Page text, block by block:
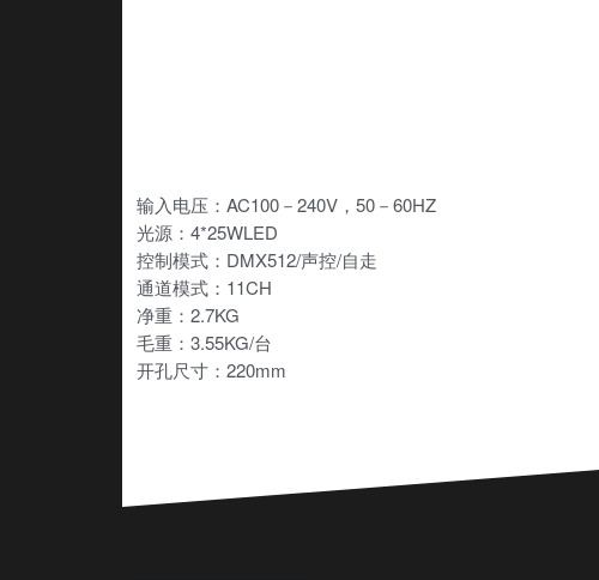
输入电压：AC100－240V，50－60HZ
光源：4*25WLED
控制模式：DMX512/声控/自走
通道模式：11CH
净重：2.7KG
毛重：3.55KG/台
开孔尺寸：220mm